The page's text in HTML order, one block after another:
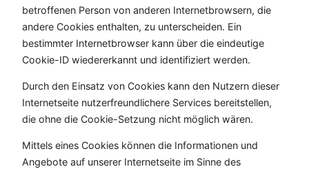
betroffenen Person von anderen Internetbrowsern, die
andere Cookies enthalten, zu unterscheiden. Ein
bestimmter Internetbrowser kann über die eindeutige
Cookie-ID wiedererkannt und identifiziert werden.
Durch den Einsatz von Cookies kann den Nutzern dieser
Internetseite nutzerfreundlichere Services bereitstellen,
die ohne die Cookie-Setzung nicht möglich wären.
Mittels eines Cookies können die Informationen und
Angebote auf unserer Internetseite im Sinne des